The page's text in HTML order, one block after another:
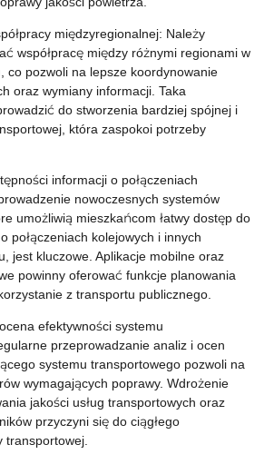
międzyregionalnej: Należy
współpracę między różnymi regionami w
co pozwoli na lepsze koordynowanie
oraz wymiany informacji. Taka
do stworzenia bardziej spójnej i
która zaspokoi potrzeby
informacji o połączeniach
nowoczesnych systemów
umożliwią mieszkańcom łatwy dostęp do
połączeniach kolejowych i innych
jest kluczowe. Aplikacje mobilne oraz
powinny oferować funkcje planowania
z transportu publicznego.
efektywności systemu
przeprowadzanie analiz i ocen
systemu transportowego pozwoli na
wymagających poprawy. Wdrożenie
jakości usług transportowych oraz
przyczyni się do ciągłego
transportowej.